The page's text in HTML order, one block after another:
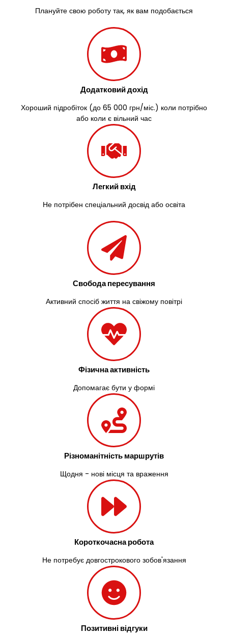
Плануйте свою роботу так, як вам подобається
Додатковий дохід
Хороший підробіток (до 65 000 грн/міс.) коли потрібно
або коли є вільний час
Легкий вхід
Не потрібен спеціальний досвід або освіта
Свобода пересування
Активний спосіб життя на свіжому повітрі
Фізична активність
Допомагає бути у формі
Різноманітність маршрутів
Щодня - нові місця та враження
Короткочасна робота
Не потребує довгострокового зобов'язання
Позитивні відгуки